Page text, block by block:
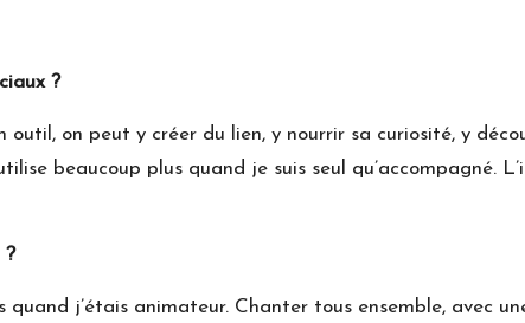
?
outil, on peut y créer du lien, y nourrir sa curiosité, y
beaucoup plus quand je suis seul qu’accompagné.
?
quand j’étais animateur. Chanter tous ensemble, avec